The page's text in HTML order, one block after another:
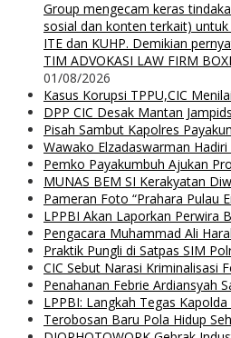
Group mengecam keras
sosial dan konten terkait)
ITE dan KUHP. Demikian
TIM ADVOKASI LAW FIRM
01/08/2026
Kasus Korupsi TPPU,CIC
DPP CIC Desak Mantan
Pisah Sambut Kapolres
Wawako Elzadaswarman
Pemko Payakumbuh Ajukan
MUNAS BEM SI Kerakyatan
Pameran Foto “Prahara Pulau
LPPBI Akan Laporkan Perwira
Pengacara Muhammad Ali
Praktik Pungli di Satpas SIM
CIC Sebut Narasi Kriminalisasi
Penahanan Febrie Ardiansyah
LPPBI: Langkah Tegas
Terobosan Baru Pola Hidup